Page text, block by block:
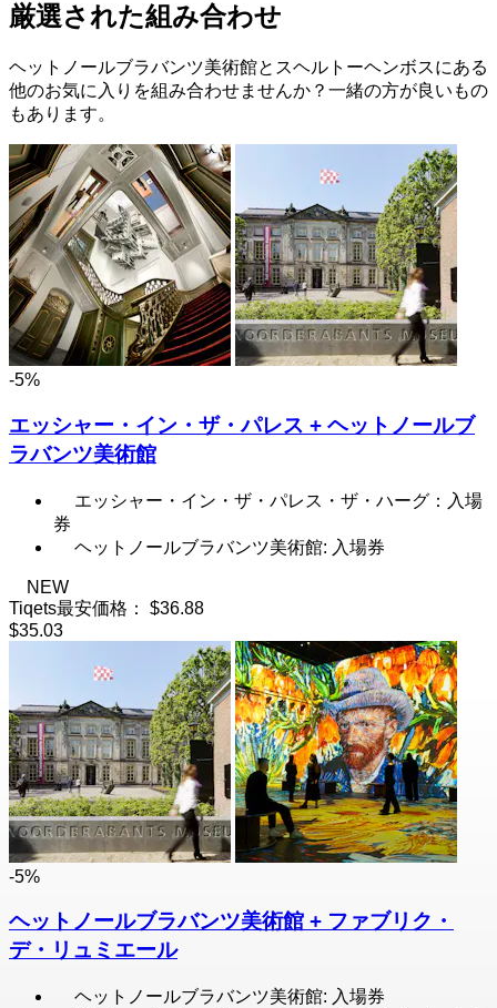
厳選された組み合わせ
ヘットノールブラバンツ美術館とスヘルトーヘンボスにある
他のお気に入りを組み合わせませんか？一緒の方が良いもの
もあります。
-5%
エッシャー・イン・ザ・パレス + ヘットノールブ
ラバンツ美術館
エッシャー・イン・ザ・パレス・ザ・ハーグ：入場
券
ヘットノールブラバンツ美術館: 入場券
NEW
Tiqets最安価格：
$36.88
$35.03
-5%
ヘットノールブラバンツ美術館 + ファブリク・
デ・リュミエール
ヘットノールブラバンツ美術館: 入場券